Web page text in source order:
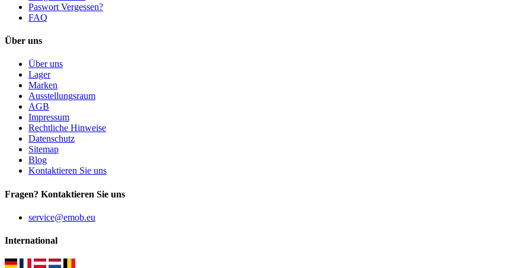
Paswort Vergessen?
FAQ
Über uns
Über uns
Lager
Marken
Ausstellungsraum
AGB
Impressum
Rechtliche Hinweise
Datenschutz
Sitemap
Blog
Kontaktieren Sie uns
Fragen? Kontaktieren Sie uns
service@emob.eu
International